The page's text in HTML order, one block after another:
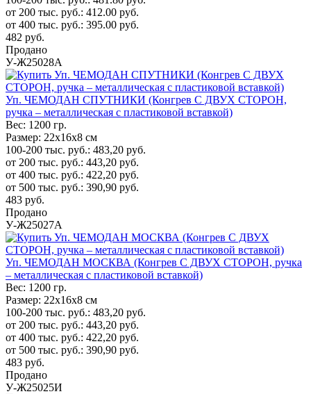
от 200 тыс. руб.: 412.00 руб.
от 400 тыс. руб.: 395.00 руб.
482 руб.
Продано
У-Ж25028А
Уп. ЧЕМОДАН СПУТНИКИ (Конгрев С ДВУХ СТОРОН,
ручка – металлическая с пластиковой вставкой)
Вес: 1200 гр.
Размер: 22х16х8 см
100-200 тыс. руб.: 483,20 руб.
от 200 тыс. руб.: 443,20 руб.
от 400 тыс. руб.: 422,20 руб.
от 500 тыс. руб.: 390,90 руб.
483 руб.
Продано
У-Ж25027А
Уп. ЧЕМОДАН МОСКВА (Конгрев С ДВУХ СТОРОН, ручка
– металлическая с пластиковой вставкой)
Вес: 1200 гр.
Размер: 22х16х8 см
100-200 тыс. руб.: 483,20 руб.
от 200 тыс. руб.: 443,20 руб.
от 400 тыс. руб.: 422,20 руб.
от 500 тыс. руб.: 390,90 руб.
483 руб.
Продано
У-Ж25025И